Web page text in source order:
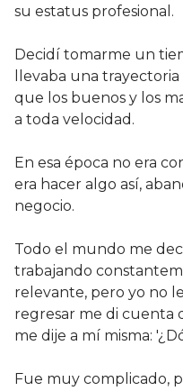
su estatus profesional.
Decidí tomarme un
llevaba una
que los buenos y los
a toda velocidad.
En esa época no era
era hacer algo así,
negocio.
Todo el mundo me
trabajando
relevante, pero yo no
regresar me di cuenta
me dije a mí misma:
Fue muy complicado,